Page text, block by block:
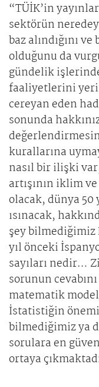
“TÜİK’in
sektörün
baz alındığını
olduğunu da
gündelik
faaliyetlerini
cereyan eden
sonunda
kurallarına
nasıl bir ilişki
artışının iklim
olacak, dünya 50
ısınacak,
şey bilmediğimiz
yıl önceki
sayıları nedir…
sorunun
matematik
İstatistiğin
bilmediğimiz ya
sorulara en
ortaya